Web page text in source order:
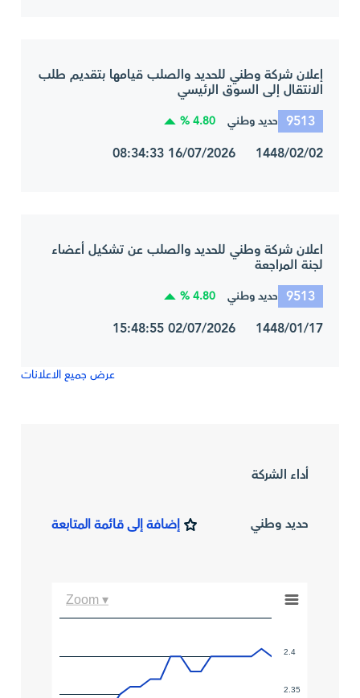
إعلان شركة وطني للحديد والصلب قيامها بتقديم طلب
الانتقال إلى السوق الرئيسي
9513 حديد وطني 4.80 %
1448/02/02 16/07/2026 08:34:33
اعلان شركة وطني للحديد والصلب عن تشكيل أعضاء
لجنة المراجعة
9513 حديد وطني 4.80 %
1448/01/17 02/07/2026 15:48:55
عرض جميع الاعلانات
أداء الشركة
حديد وطني إضافة إلى قائمة المتابعة
2.35
2.4
Zoom ▾